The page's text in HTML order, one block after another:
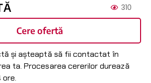
310
Cere ofertă
și așteaptă să fii contactat în
ta. Procesarea cererilor durează
ore.